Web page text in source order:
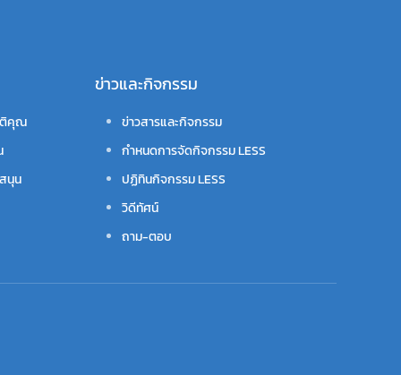
ติคุณ
นุน
ข่าวและกิจกรรม
ข่าวสารและกิจกรรม
กำหนดการจัดกิจกรรม LESS
ปฏิทินกิจกรรม LESS
วิดีทัศน์
ถาม-ตอบ